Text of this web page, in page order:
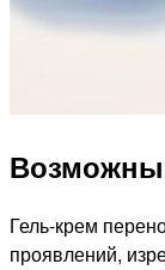
Гель-крем
проявлений,